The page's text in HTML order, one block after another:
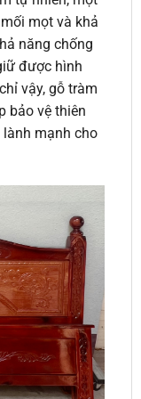
mọt và khả
năng chống
được hình
vậy, gỗ tràm
bảo vệ thiên
mạnh cho